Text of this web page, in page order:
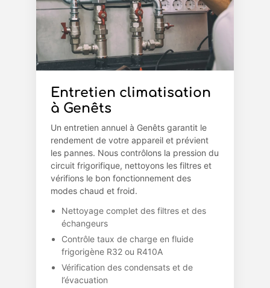
Entretien climatisation
à Genêts
Un entretien annuel à Genêts garantit le
rendement de votre appareil et prévient
les pannes. Nous contrôlons la pression du
circuit frigorifique, nettoyons les filtres et
vérifions le bon fonctionnement des
modes chaud et froid.
Nettoyage complet des filtres et des
échangeurs
Contrôle taux de charge en fluide
frigorigène R32 ou R410A
Vérification des condensats et de
l’évacuation